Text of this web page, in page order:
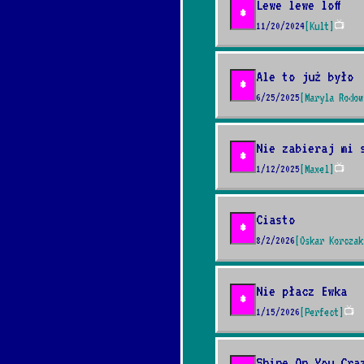
* Lewe lewe loff
11/20/2024 [Kult] 📺
* Ale to już było
6/25/2025 [Maryla
* Nie zabieraj mi
1/12/2025 [Maxel] 📺
* Ciasto
8/2/2026 [Oskar
* Nie płacz Ewka
1/15/2026 [Perfect] 📺